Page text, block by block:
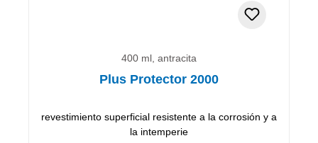
400 ml, antracita
Plus Protector 2000
revestimiento superficial resistente a la corrosión y a
la intemperie